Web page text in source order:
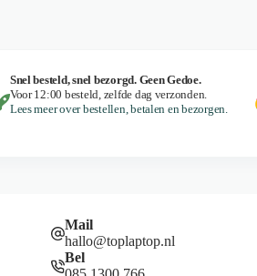
Snel besteld, snel bezorgd. Geen Gedoe.
Voor 12:00 besteld, zelfde dag verzonden.
Lees meer over bestellen, betalen en bezorgen.
Mail
hallo@toplaptop.nl
Bel